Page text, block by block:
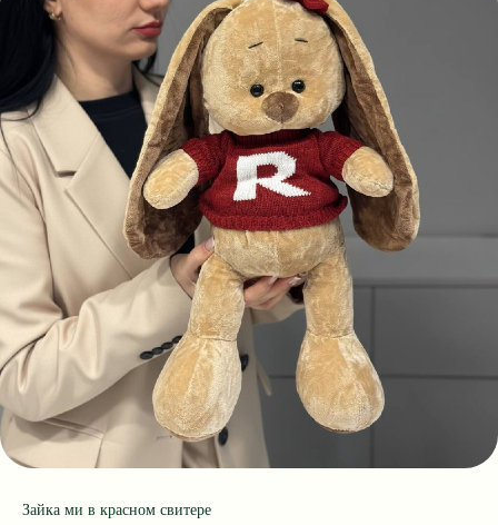
Зайка ми в красном свитере